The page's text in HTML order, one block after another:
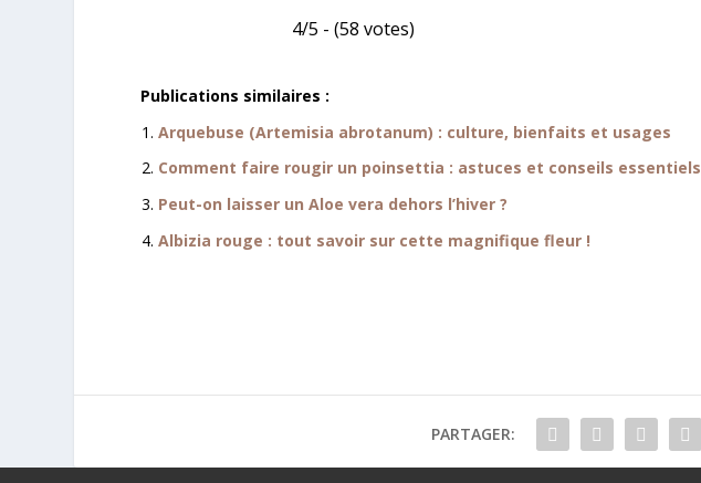
4/5 - (58 votes)
Publications similaires :
Arquebuse (Artemisia abrotanum) : culture, bienfaits et usages
Comment faire rougir un poinsettia : astuces et conseils essentiels
Peut-on laisser un Aloe vera dehors l’hiver ?
Albizia rouge : tout savoir sur cette magnifique fleur !
PARTAGER: